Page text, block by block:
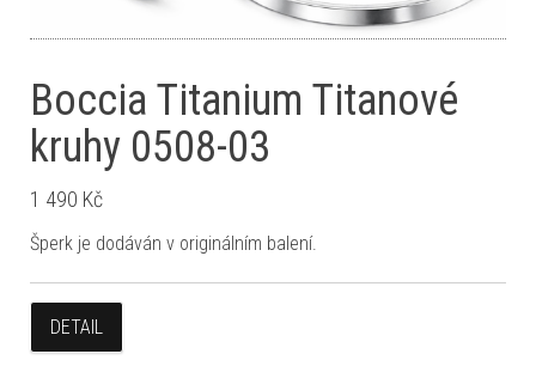
Boccia Titanium Titanové
kruhy 0508-03
1 490 Kč
Šperk je dodáván v originálním balení.
DETAIL